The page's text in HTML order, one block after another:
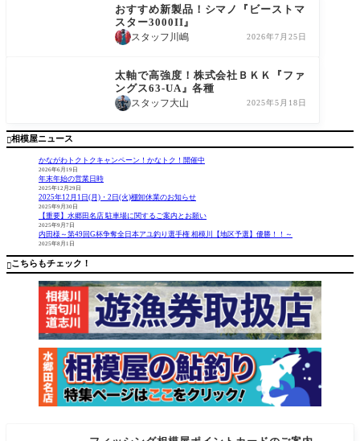
おすすめ新製品！シマノ『ビーストマ
スター3000II』
スタッフ川嶋 2026年7月25日
太軸で高強度！株式会社ＢＫＫ『ファ
ングス63-UA』各種
スタッフ大山 2025年5月18日
相模屋ニュース
かながわトクトクキャンペーン！かなトク！開催中
2026年6月19日
年末年始の営業日時
2025年12月29日
2025年12月1日(月)・2日(火)棚卸休業のお知らせ
2025年9月30日
【重要】水郷田名店 駐車場に関するご案内とお願い
2025年9月7日
内田様～第49回G杯争奪全日本アユ釣り選手権 相模川【地区予選】優勝！！～
2025年8月1日
こちらもチェック！